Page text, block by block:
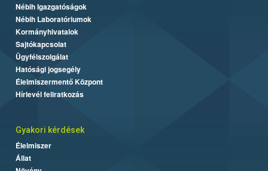
Nébih Igazgatóságok
Nébih Laboratóriumok
Kormányhivatalok
Sajtókapcsolat
Ügyfélszolgálat
Hatósági jogsegély
Élelmiszermentő Központ
Hírlevél feliratkozás
Gyakori kérdések
Élelmiszer
Állat